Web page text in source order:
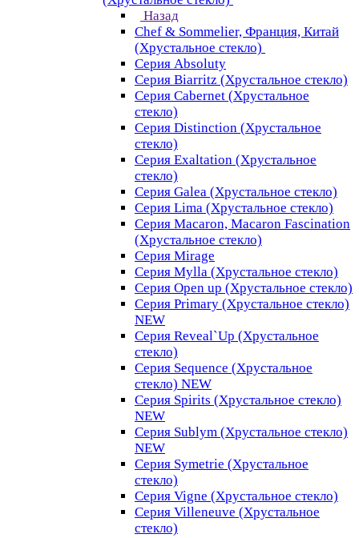
Назад
Chef & Sommelier, Франция, Китай
(Хрустальное стекло)
Серия Absoluty
Серия Biarritz (Хрустальное стекло)
Серия Cabernet (Хрустальное
стекло)
Серия Distinction (Хрустальное
стекло)
Серия Exaltation (Хрустальное
стекло)
Серия Galea (Хрустальное стекло)
Серия Lima (Хрустальное стекло)
Серия Macaron, Macaron Fascination
(Хрустальное стекло)
Серия Mirage
Серия Mylla (Хрустальное стекло)
Серия Open up (Хрустальное стекло)
Серия Primary (Хрустальное стекло)
NEW
Серия Reveal`Up (Хрустальное
стекло)
Серия Sequence (Хрустальное
стекло) NEW
Серия Spirits (Хрустальное стекло)
NEW
Серия Sublym (Хрустальное стекло)
NEW
Серия Symetrie (Хрустальное
стекло)
Серия Vigne (Хрустальное стекло)
Серия Villeneuve (Хрустальное
стекло)